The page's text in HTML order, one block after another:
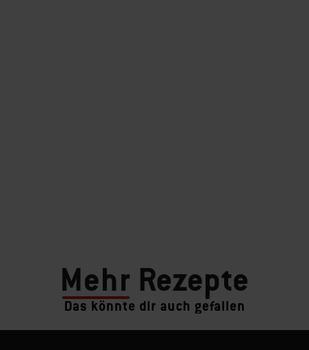
Mehr Rezepte
Das könnte dir auch gefallen